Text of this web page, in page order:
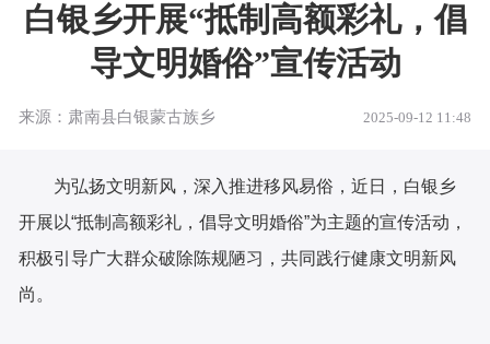
白银乡开展“抵制高额彩礼，倡
导文明婚俗”宣传活动
来源：肃南县白银蒙古族乡 2025-09-12 11:48
为弘扬文明新风，深入推进移风易俗，近日，白银乡
开展以“抵制高额彩礼，倡导文明婚俗”为主题的宣传活动，
积极引导广大群众破除陈规陋习，共同践行健康文明新风
尚。